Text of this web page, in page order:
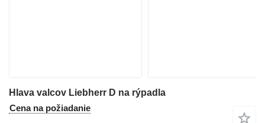
Hlava valcov Liebherr D na rýpadla
Cena na požiadanie